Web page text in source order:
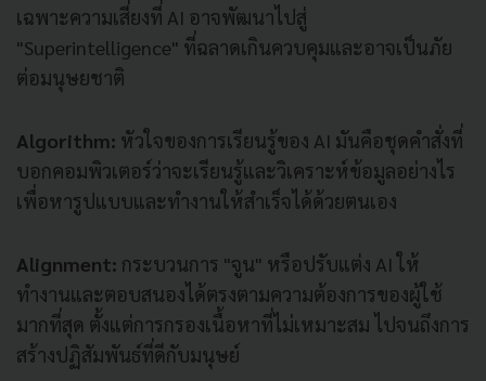
เฉพาะความเสี่ยงที่ AI อาจพัฒนาไปสู่
"Superintelligence" ที่ฉลาดเกินควบคุมและอาจเป็นภัย
ต่อมนุษยชาติ
Algorithm: หัวใจของการเรียนรู้ของ AI มันคือชุดคำสั่งที่
บอกคอมพิวเตอร์ว่าจะเรียนรู้และวิเคราะห์ข้อมูลอย่างไร
เพื่อหารูปแบบและทำงานให้สำเร็จได้ด้วยตนเอง
Alignment: กระบวนการ "จูน" หรือปรับแต่ง AI ให้
ทำงานและตอบสนองได้ตรงตามความต้องการของผู้ใช้
มากที่สุด ตั้งแต่การกรองเนื้อหาที่ไม่เหมาะสม ไปจนถึงการ
สร้างปฏิสัมพันธ์ที่ดีกับมนุษย์